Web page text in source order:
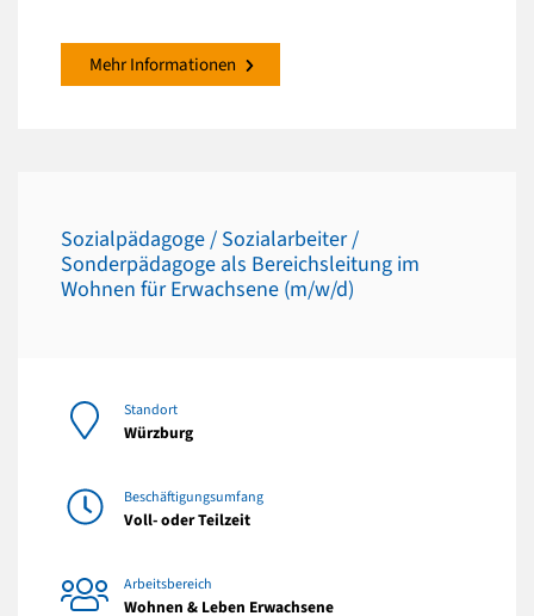
Mehr Informationen
Sozialpädagoge / Sozialarbeiter /
Sonderpädagoge als Bereichsleitung im
Wohnen für Erwachsene (m/w/d)
Standort
Würzburg
Beschäftigungsumfang
Voll- oder Teilzeit
Arbeitsbereich
Wohnen & Leben Erwachsene